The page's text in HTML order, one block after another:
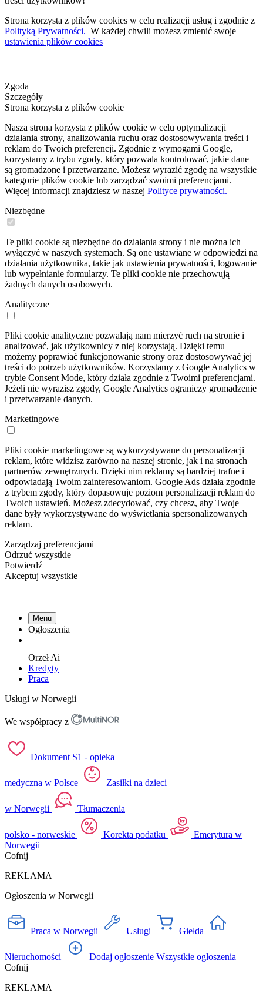
Strona korzysta z plików cookies w celu realizacji usług i zgodnie z
Polityką Prywatności. W każdej chwili możesz zmienić swoje
ustawienia plików cookies
Zgoda
Szczegóły
Strona korzysta z plików cookie
Nasza strona korzysta z plików cookie w celu optymalizacji
działania strony, analizowania ruchu oraz dostosowywania treści i
reklam do Twoich preferencji. Zgodnie z wymogami Google,
korzystamy z trybu zgody, który pozwala kontrolować, jakie dane
są gromadzone i przetwarzane. Możesz wyrazić zgodę na wszystkie
kategorie plików cookie lub zarządzać swoimi preferencjami.
Więcej informacji znajdziesz w naszej Polityce prywatności.
Niezbędne
Te pliki cookie są niezbędne do działania strony i nie można ich
wyłączyć w naszych systemach. Są one ustawiane w odpowiedzi na
działania użytkownika, takie jak ustawienia prywatności, logowanie
lub wypełnianie formularzy. Te pliki cookie nie przechowują
żadnych danych osobowych.
Analityczne
Pliki cookie analityczne pozwalają nam mierzyć ruch na stronie i
analizować, jak użytkownicy z niej korzystają. Dzięki temu
możemy poprawiać funkcjonowanie strony oraz dostosowywać jej
treści do potrzeb użytkowników. Korzystamy z Google Analytics w
trybie Consent Mode, który działa zgodnie z Twoimi preferencjami.
Jeżeli nie wyrazisz zgody, Google Analytics ograniczy gromadzenie
i przetwarzanie danych.
Marketingowe
Pliki cookie marketingowe są wykorzystywane do personalizacji
reklam, które widzisz zarówno na naszej stronie, jak i na stronach
partnerów zewnętrznych. Dzięki nim reklamy są bardziej trafne i
odpowiadają Twoim zainteresowaniom. Google Ads działa zgodnie
z trybem zgody, który dopasowuje poziom personalizacji reklam do
Twoich ustawień. Możesz zdecydować, czy chcesz, aby Twoje
dane były wykorzystywane do wyświetlania spersonalizowanych
reklam.
Zarządzaj preferencjami
Odrzuć wszystkie
Potwierdź
Akceptuj wszystkie
Menu
Ogłoszenia
OrzełAi
Kredyty
Praca
Usługi w Norwegii
We współpracy z
Dokument S1 - opieka
medyczna w Polsce Zasiłki na dzieci
w Norwegii Tłumaczenia
polsko - norweskie Korekta podatku
Emerytura w
Norwegii
Cofnij
REKLAMA
Ogłoszenia w Norwegii
Praca w Norwegii Usługi Giełda
Nieruchomości Dodaj ogłoszenie Wszystkie ogłoszenia
Cofnij
REKLAMA